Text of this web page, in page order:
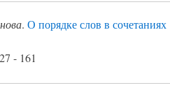
. О порядке слов в
- 161